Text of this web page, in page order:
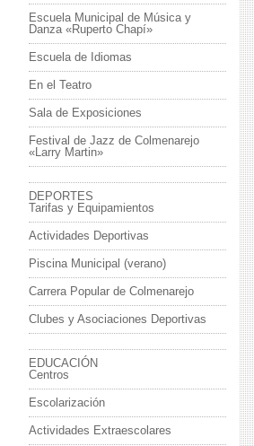
Escuela Municipal de Música y
Danza «Ruperto Chapí»
Escuela de Idiomas
En el Teatro
Sala de Exposiciones
Festival de Jazz de Colmenarejo
«Larry Martin»
DEPORTES
Tarifas y Equipamientos
Actividades Deportivas
Piscina Municipal (verano)
Carrera Popular de Colmenarejo
Clubes y Asociaciones Deportivas
EDUCACIÓN
Centros
Escolarización
Actividades Extraescolares